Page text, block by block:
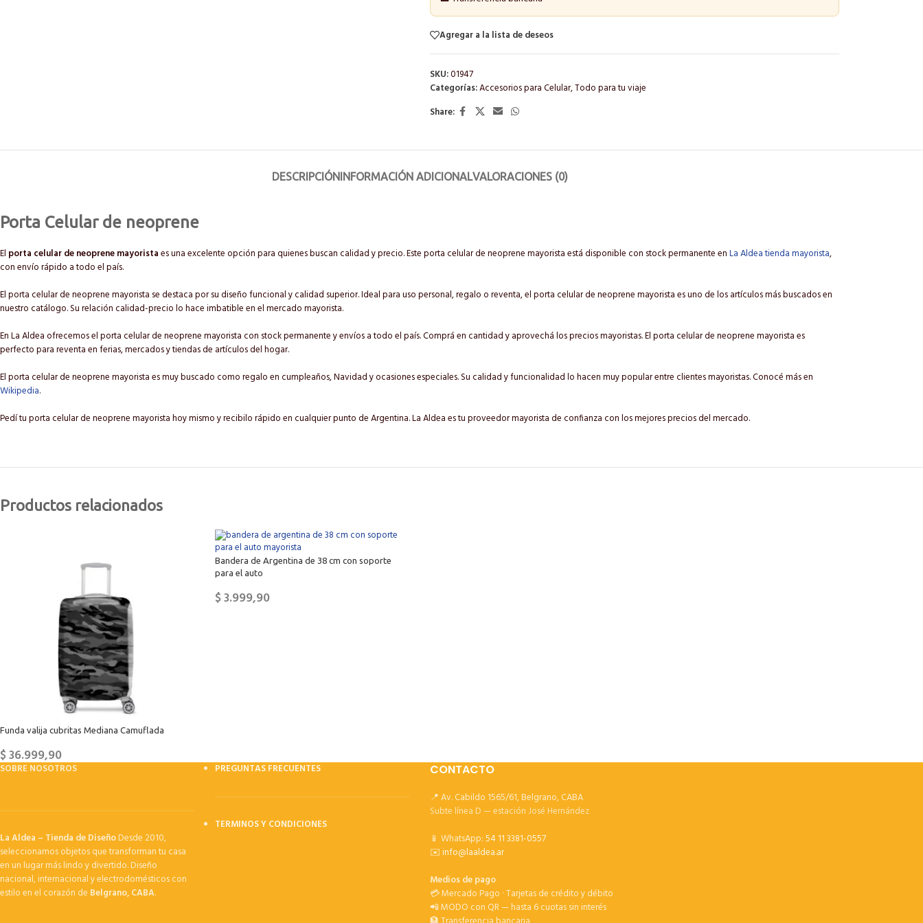
Agregar a la lista de deseos
SKU:01947
Categorías:Accesorios para Celular,Todo para tu viaje
Share:
DESCRIPCIÓNINFORMACIÓN ADICIONALVALORACIONES (0)
Porta Celular de neoprene
El porta celular de neoprene mayoristaes una excelente opción para quienes buscan calidad y precio. Este porta celular de neoprene mayorista está disponible con stock permanente enLa Aldea tienda mayorista,
con envío rápido a todo el país.
El porta celular de neoprene mayorista se destaca por su diseño funcional y calidad superior. Ideal para uso personal, regalo o reventa, el porta celular de neoprene mayorista es uno de los artículos más buscados en
nuestro catálogo. Su relación calidad-precio lo hace imbatible en el mercado mayorista.
En La Aldea ofrecemos el porta celular de neoprene mayorista con stock permanente y envíos a todo el país. Comprá en cantidad y aprovechá los precios mayoristas. El porta celular de neoprene mayorista es
perfecto para reventa en ferias, mercados y tiendas de artículos del hogar.
El porta celular de neoprene mayorista es muy buscado como regalo en cumpleaños, Navidad y ocasiones especiales. Su calidad y funcionalidad lo hacen muy popular entre clientes mayoristas. Conocé más en
Wikipedia.
Pedí tu porta celular de neoprene mayorista hoy mismo y recibilo rápido en cualquier punto de Argentina. La Aldea es tu proveedor mayorista de confianza con los mejores precios del mercado.
Productos relacionados
Funda valija cubritas Mediana Camuflada
$36.999,90
Bandera de Argentina de 38 cm con soporte
para el auto
$3.999,90
SOBRE NOSOTROS
La Aldea – Tienda de DiseñoDesde 2010,
seleccionamos objetos que transforman tu casa
en un lugar más lindo y divertido. Diseño
nacional, internacional y electrodomésticos con
estilo en el corazón de Belgrano, CABA.
PREGUNTAS FRECUENTES
TERMINOS Y CONDICIONES
CONTACTO
📍 Av. Cabildo 1565/61, Belgrano, CABA
Subte línea D — estación José Hernández
📱 WhatsApp:54 11 3381-0557
✉️info@laaldea.ar
Medios de pago
💳 Mercado Pago · Tarjetas de crédito y débito
📲 MODO con QR — hasta 6 cuotas sin interés